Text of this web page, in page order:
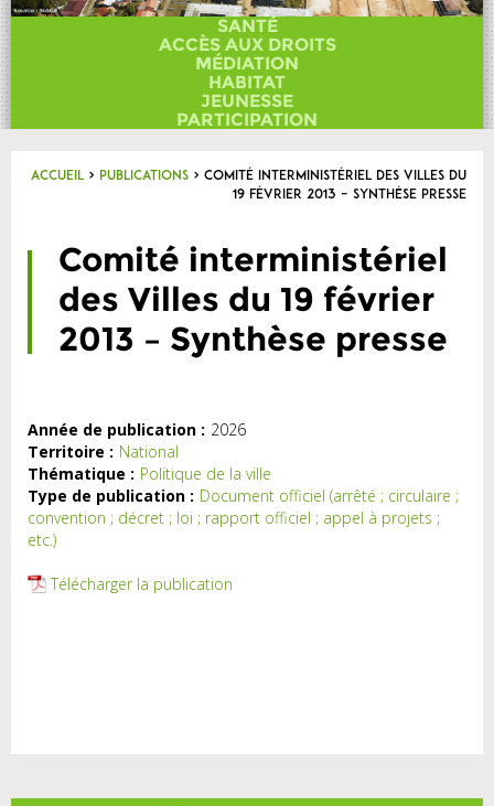
Actualités
Newsletter
Contact
SANTÉ
ACCÈS AUX DROITS
MÉDIATION
HABITAT
JEUNESSE
PARTICIPATION
Accueil > Publications > Comité interministériel des Villes du
19 février 2013 – Synthèse presse
Comité interministériel
des Villes du 19 février
2013 – Synthèse presse
Année de publication : 2026
Territoire : National
Thématique : Politique de la ville
Type de publication : Document officiel (arrêté ; circulaire ;
convention ; décret ; loi ; rapport officiel ; appel à projets ;
etc.)
Télécharger la publication